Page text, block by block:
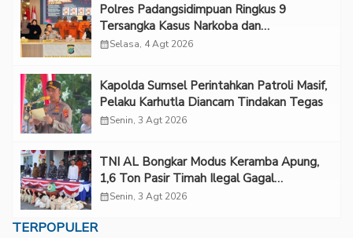
Polres Padangsidimpuan Ringkus 9
Tersangka Kasus Narkoba dan
Penganiayaan
calendar_monthSelasa, 4 Agt 2026
Kapolda Sumsel Perintahkan Patroli Masif,
Pelaku Karhutla Diancam Tindakan Tegas
calendar_monthSenin, 3 Agt 2026
TNI AL Bongkar Modus Keramba Apung,
1,6 Ton Pasir Timah Ilegal Gagal
Diselundupkan
calendar_monthSenin, 3 Agt 2026
TERPOPULER